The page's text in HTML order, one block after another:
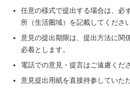
任意の様式で提出する場合は、必
所（生活圏域）を記載してください
意見の提出期限は、提出方法に関
必着とします。
電話での意見・提言はご遠慮くだ
意見提出用紙を直接持参していた